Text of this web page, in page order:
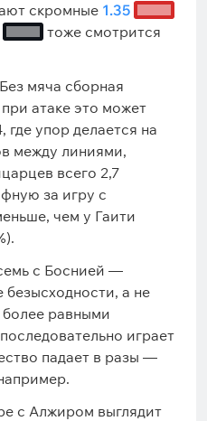
скромные 1.35
тоже смотрится
Без мяча сборная
атаке это может
где упор делается на
между линиями,
всего 2,7
за игру с
чем у Гаити
с Боснией —
безысходности, а не
более равными
играет
падает в разы —
с Алжиром выглядит